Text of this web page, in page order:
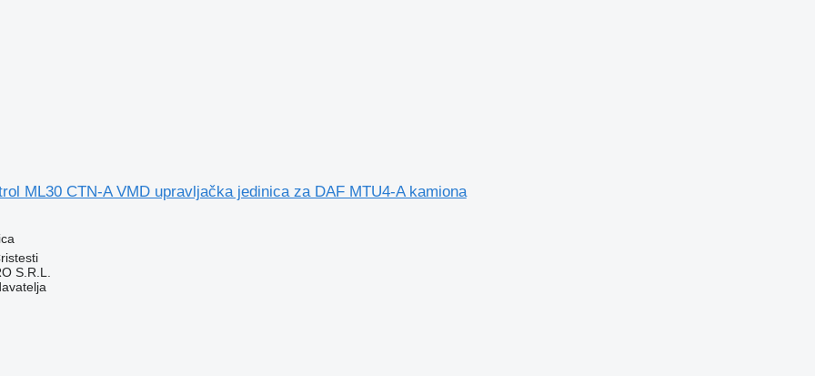
ML30 CTN-A VMD upravljačka jedinica za DAF MTU4-A kamiona
S.R.L.